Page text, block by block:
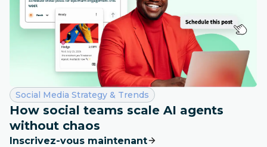
Catégorie :
Social Media Strategy & Trends
How social teams scale AI agents
without chaos
Inscrivez-vous maintenant